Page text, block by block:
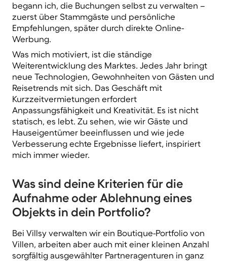
begann ich, die Buchungen selbst zu verwalten –
zuerst über Stammgäste und persönliche
Empfehlungen, später durch direkte Online-
Werbung.
Was mich motiviert, ist die ständige
Weiterentwicklung des Marktes. Jedes Jahr bringt
neue Technologien, Gewohnheiten von Gästen und
Reisetrends mit sich. Das Geschäft mit
Kurzzeitvermietungen erfordert
Anpassungsfähigkeit und Kreativität. Es ist nicht
statisch, es lebt. Zu sehen, wie wir Gäste und
Hauseigentümer beeinflussen und wie jede
Verbesserung echte Ergebnisse liefert, inspiriert
mich immer wieder.
Was sind deine Kriterien für die
Aufnahme oder Ablehnung eines
Objekts in dein Portfolio?
Bei Villsy verwalten wir ein Boutique-Portfolio von
Villen, arbeiten aber auch mit einer kleinen Anzahl
sorgfältig ausgewählter Partneragenturen in ganz